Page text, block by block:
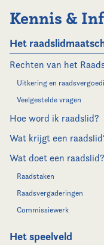
Kennis &
Het
Rechten van het
Uitkering en
Veelgestelde vragen
Hoe word ik raadslid?
Wat krijgt een
Wat doet een raadslid?
Raadstaken
Raadsvergaderingen
Commissiewerk
Het speelveld